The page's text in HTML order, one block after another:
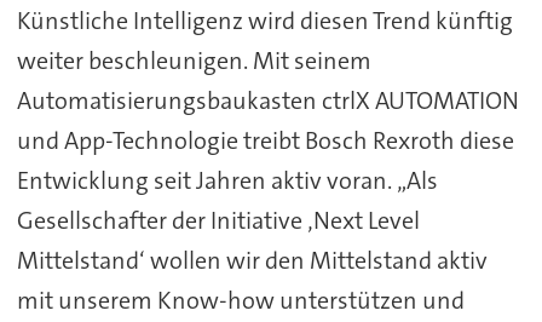
Künstliche Intelligenz wird diesen Trend künftig
weiter beschleunigen. Mit seinem
Automatisierungsbaukasten ctrlX AUTOMATION
und App-Technologie treibt Bosch Rexroth diese
Entwicklung seit Jahren aktiv voran. „Als
Gesellschafter der Initiative ‚Next Level
Mittelstand‘ wollen wir den Mittelstand aktiv
mit unserem Know-how unterstützen und